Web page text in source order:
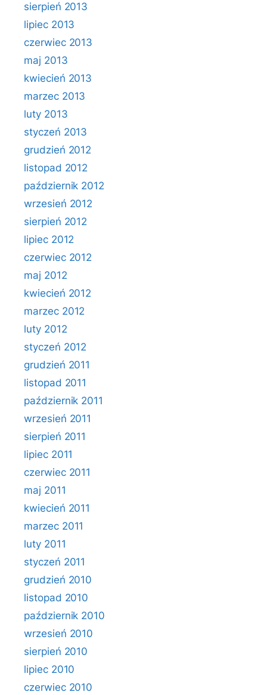
sierpień 2013
lipiec 2013
czerwiec 2013
maj 2013
kwiecień 2013
marzec 2013
luty 2013
styczeń 2013
grudzień 2012
listopad 2012
październik 2012
wrzesień 2012
sierpień 2012
lipiec 2012
czerwiec 2012
maj 2012
kwiecień 2012
marzec 2012
luty 2012
styczeń 2012
grudzień 2011
listopad 2011
październik 2011
wrzesień 2011
sierpień 2011
lipiec 2011
czerwiec 2011
maj 2011
kwiecień 2011
marzec 2011
luty 2011
styczeń 2011
grudzień 2010
listopad 2010
październik 2010
wrzesień 2010
sierpień 2010
lipiec 2010
czerwiec 2010